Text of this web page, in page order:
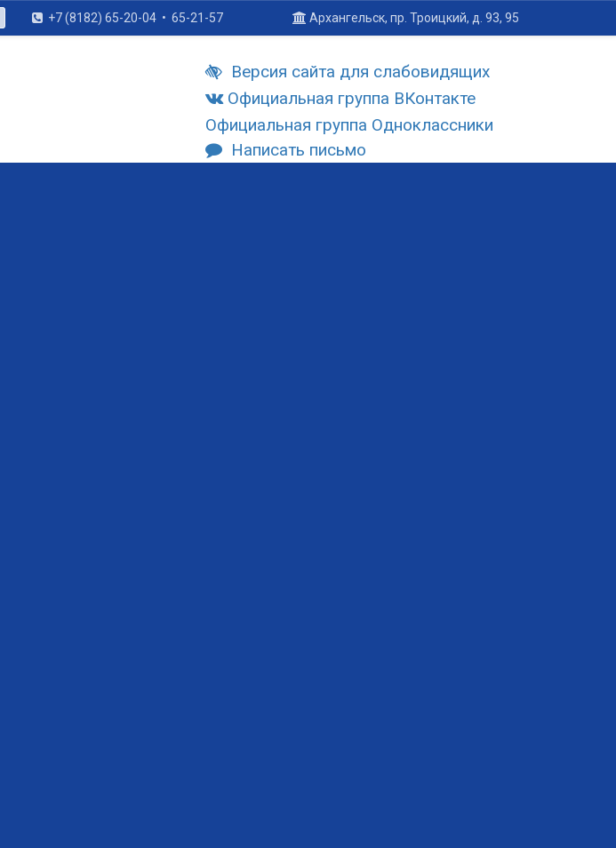
+7 (8182) 65-20-04 • 65-21-57 Архангельск, пр. Троицкий, д. 93, 95
Версия сайта для слабовидящих
Официальная группа ВКонтакте
Официальная группа Одноклассники
Написать письмо